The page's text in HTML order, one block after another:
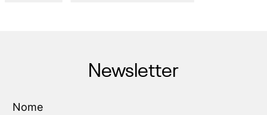
Newsletter